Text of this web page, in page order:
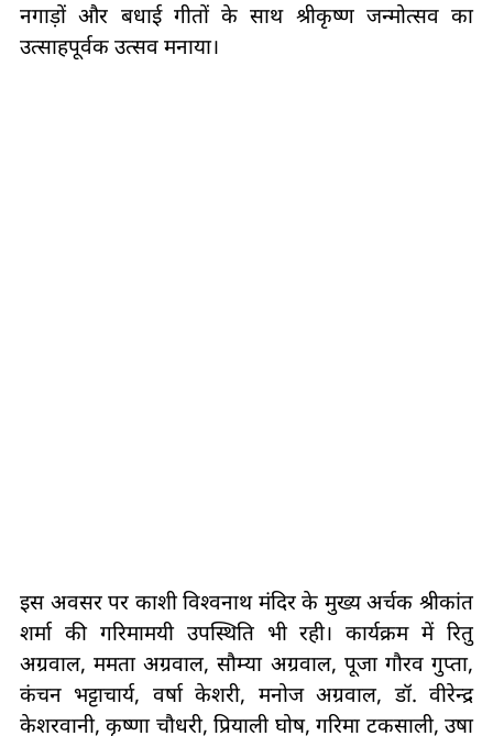
नगाड़ों और बधाई गीतों के साथ श्रीकृष्ण जन्मोत्सव का
उत्साहपूर्वक उत्सव मनाया।
इस अवसर पर काशी विश्वनाथ मंदिर के मुख्य अर्चक श्रीकांत
शर्मा की गरिमामयी उपस्थिति भी रही। कार्यक्रम में रितु
अग्रवाल, ममता अग्रवाल, सौम्या अग्रवाल, पूजा गौरव गुप्ता,
कंचन भट्टाचार्य, वर्षा केशरी, मनोज अग्रवाल, डॉ. वीरेन्द्र
केशरवानी, कृष्णा चौधरी, प्रियाली घोष, गरिमा टकसाली, उषा